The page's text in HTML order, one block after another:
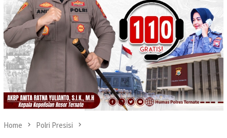
Home Polri Presisi